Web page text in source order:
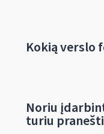
Kokią verslo
Noriu
turiu